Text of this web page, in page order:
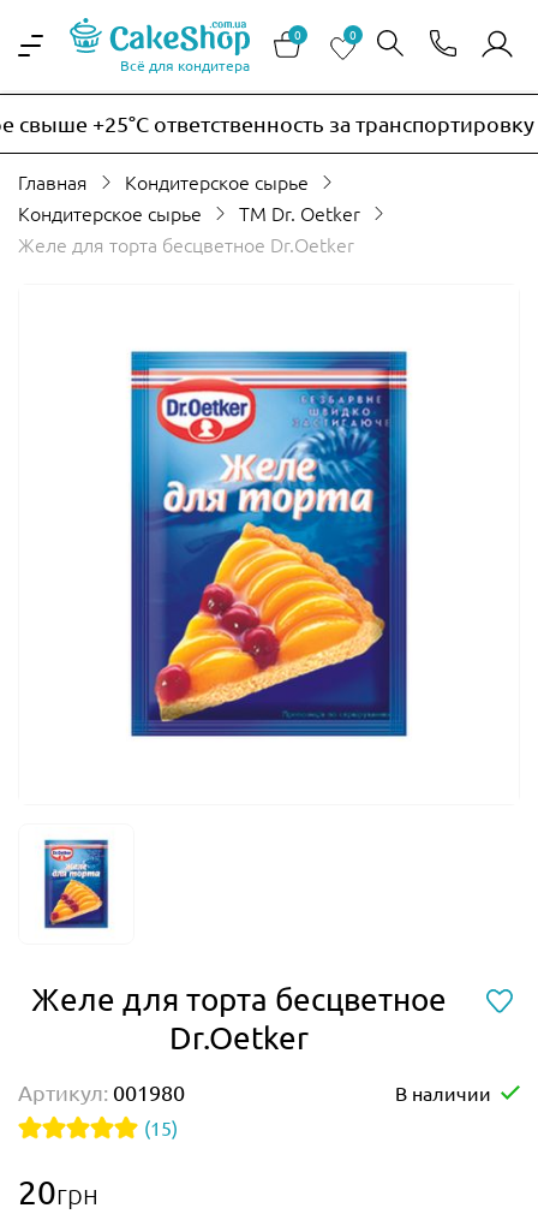
Всё для кондитера
0 0
+25°C ответственность за
Главная
Кондитерское сырье
Кондитерское сырье
ТМ Dr. Oetker
Желе для торта бесцветное Dr.Oetker
Желе для торта бесцветное
Dr.Oetker
Артикул: 001980
В наличии
(15)
20грн